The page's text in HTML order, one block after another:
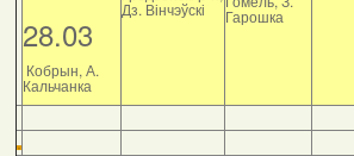
28.03
Кобрын, А.
Кальчанка
Дз. Вінчэўскі Гарошка